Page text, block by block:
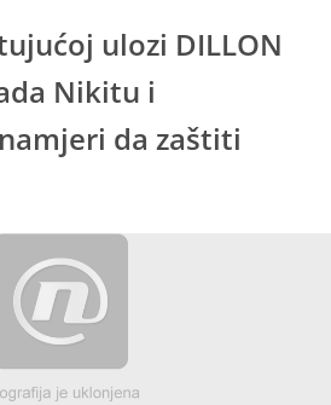
ulozi DILLON
Nikitu i
da zaštiti